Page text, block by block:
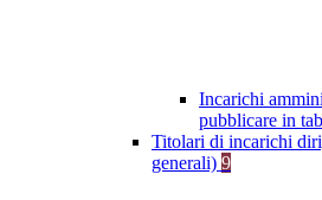
Incarichi
pubblicare in
Titolari di incarichi
generali) 9